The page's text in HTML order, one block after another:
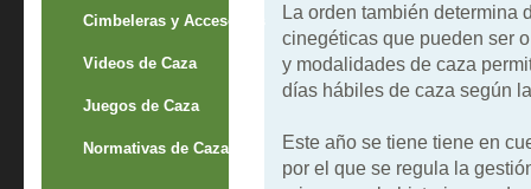
Cimbeleras y Accesorios
Videos de Caza
Juegos de Caza
Normativas de Caza
La orden también determina
cinegéticas que pueden ser
y modalidades de caza
días hábiles de caza según
Este año se tiene tiene en
por el que se regula la